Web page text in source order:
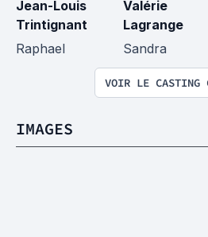
Jean-Louis
Trintignant
Raphael
Valérie
Lagrange
Sandra
VOIR LE CASTING
IMAGES